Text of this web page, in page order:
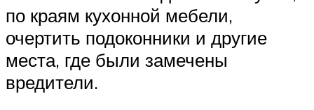
по краям кухонной мебели,
очертить подоконники и другие
места, где были замечены
вредители.